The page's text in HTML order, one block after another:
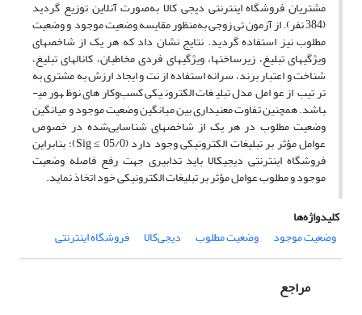
مشتریان فروشگاه اینترنتی دیجی کالا به‌صورت آنلاین توزیع گردید
(384 نفر). از آزمون تی زوجی به‌منظور مقایسه وضعیت موجود و وضعیت
مطلوب نیز استفاده گردید. نتایج نشان داد که هر یک از شاخص­های
ویژگی­های تبلیغ، زیرساخت­ها، ویژگی­های فردی مخاطبان، کانال­های تبلیغ،
شناخت و اعتبار برند، سرانه استفاده از نت و ایجاد ارزش به مشتری به
ترتیب از عوامل مدل تبلیغات الکترونیکی کسب‌وکارهای نوظهور می­
باشد. همچنین تفاوت معنی­داری بین میانگین وضعیت موجود و میانگین
وضعیت مطلوب در هر یک از شاخص­های شناسایی‌شده در خصوص
عوامل مؤثر بر تبلیغات الکترونیکی وجود دارد (05/0 ≥ Sig)؛ بنابراین
فروشگاه اینترنتی دیجی­کالا باید تدابیری جهت رفع فاصله وضعیت
موجود و مطلوب عوامل مؤثر بر تبلیغات الکترونیکی خود اتخاذ نماید.
کلیدواژه‌ها
وضعیت موجود
وضعیت مطلوب دیجی‌کالا فروشگاه اینترنتی
مراجع